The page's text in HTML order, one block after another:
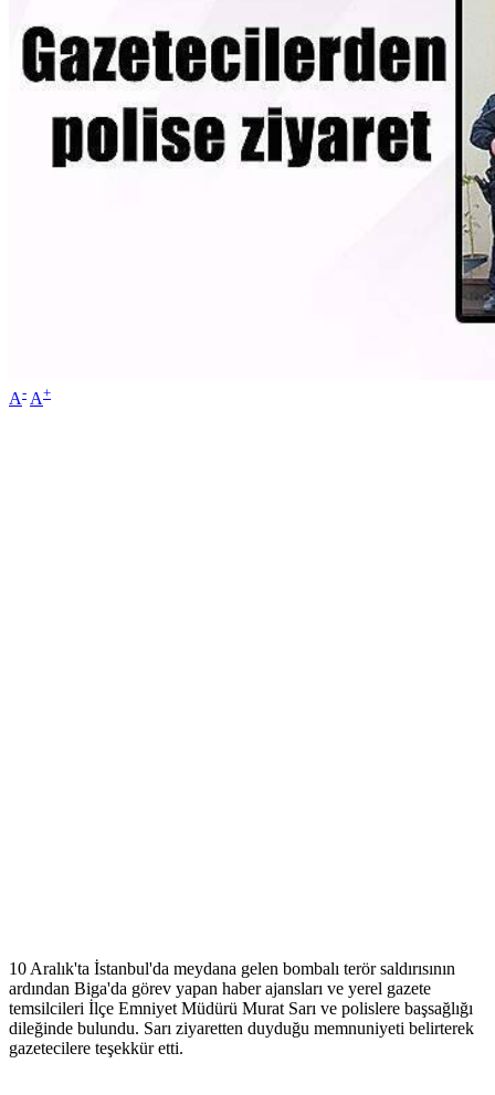
A- A+
10 Aralık'ta İstanbul'da meydana gelen bombalı terör saldırısının
ardından Biga'da görev yapan haber ajansları ve yerel gazete
temsilcileri İlçe Emniyet Müdürü Murat Sarı ve polislere başsağlığı
dileğinde bulundu. Sarı ziyaretten duyduğu memnuniyeti belirterek
gazetecilere teşekkür etti.